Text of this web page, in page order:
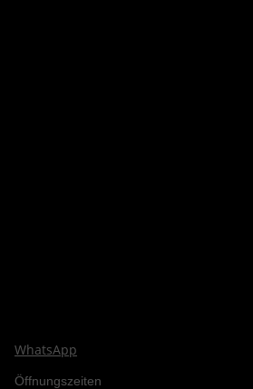
WhatsApp
Öffnungszeiten